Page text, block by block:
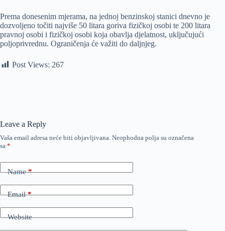
Prema donesenim mjerama, na jednoj benzinskoj stanici dnevno je
dozvoljeno točiti najviše 50 litara goriva fizičkoj osobi te 200 litara
pravnoj osobi i fizičkoj osobi koja obavlja djelatnost, uključujući
poljoprivrednu. Ograničenja će važiti do daljnjeg.
Post Views: 267
Leave a Reply
Vaša email adresa neće biti objavljivana. Neophodna polja su označena
sa *
Name*
Email*
Website